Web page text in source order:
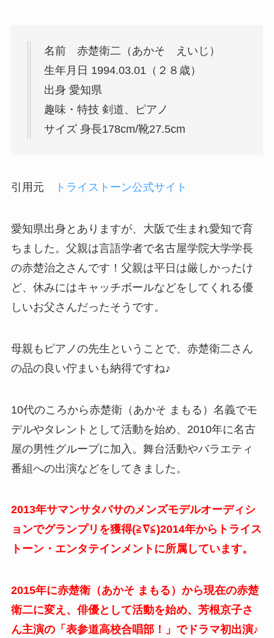
名前 赤楚衛二（あかそ えいじ）
生年月日 1994.03.01（２８歳）
出身 愛知県
趣味・特技 剣道、ピアノ
サイズ 身長178cm/靴27.5cm
引用元 トライストーン公式サイト
愛知県出身とありますが、大阪で生まれ愛知で育
ちました。父親は言語学者で名古屋学院大学学長
の赤楚治之さんです！父親は平日は厳しかったけ
ど、休みにはキャッチボールなどをしてくれる優
しいお父さんだったそうです。
母親もピアノの先生ということで、赤楚衛二さん
の品の良い佇まいも納得ですね♪
10代のころから赤楚衛（あかそ まもる）名義でモ
デルやタレントとして活動を始め、2010年に名古
屋の男性グループに加入。舞台活動やバラエティ
番組への出演などをしてきました。
2013年サマンサタバサのメンズモデルオーディシ
ョンでグランプリを獲得(≧∇≦)2014年からトライス
トーン・エンタテインメントに所属しています。
2015年に赤楚衛（あかそ まもる）から現在の赤楚
衛二に変え、俳優として活動を始め、芳根京子さ
ん主演の「表参道高校合唱部！」でドラマ初出演♪